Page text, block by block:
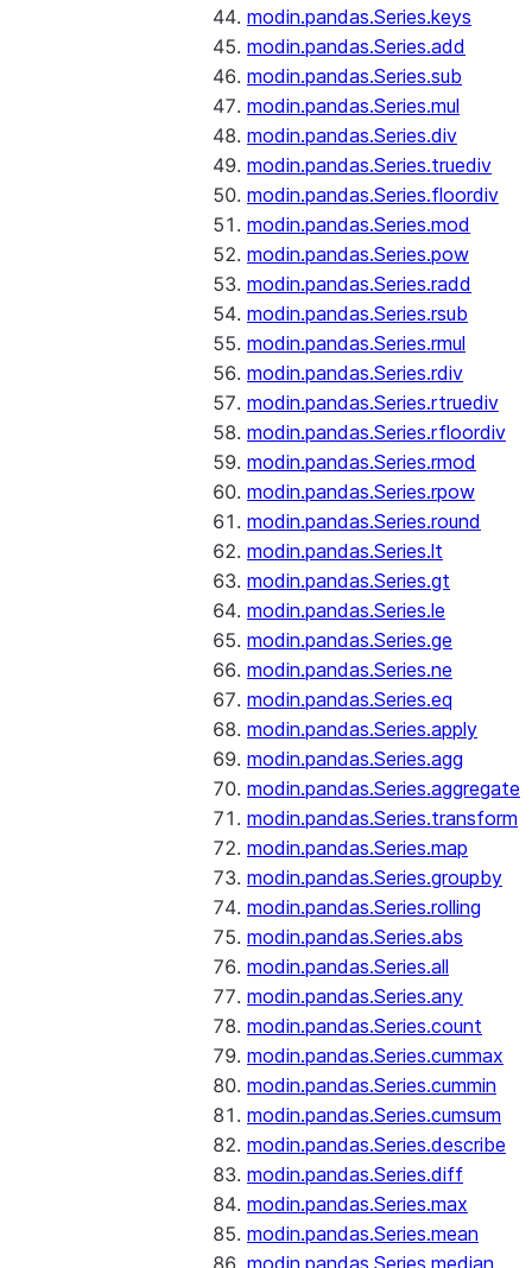
modin.pandas.Series.keys
modin.pandas.Series.add
modin.pandas.Series.sub
modin.pandas.Series.mul
modin.pandas.Series.div
modin.pandas.Series.truediv
modin.pandas.Series.floordiv
modin.pandas.Series.mod
modin.pandas.Series.pow
modin.pandas.Series.radd
modin.pandas.Series.rsub
modin.pandas.Series.rmul
modin.pandas.Series.rdiv
modin.pandas.Series.rtruediv
modin.pandas.Series.rfloordiv
modin.pandas.Series.rmod
modin.pandas.Series.rpow
modin.pandas.Series.round
modin.pandas.Series.lt
modin.pandas.Series.gt
modin.pandas.Series.le
modin.pandas.Series.ge
modin.pandas.Series.ne
modin.pandas.Series.eq
modin.pandas.Series.apply
modin.pandas.Series.agg
modin.pandas.Series.aggregate
modin.pandas.Series.transform
modin.pandas.Series.map
modin.pandas.Series.groupby
modin.pandas.Series.rolling
modin.pandas.Series.abs
modin.pandas.Series.all
modin.pandas.Series.any
modin.pandas.Series.count
modin.pandas.Series.cummax
modin.pandas.Series.cummin
modin.pandas.Series.cumsum
modin.pandas.Series.describe
modin.pandas.Series.diff
modin.pandas.Series.max
modin.pandas.Series.mean
modin.pandas.Series.median